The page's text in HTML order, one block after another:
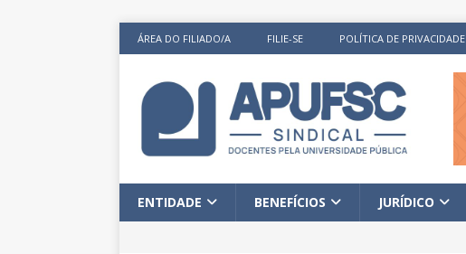
ÁREA DO FILIADO/A FILIE-SE POLÍTICA DE PRIVACIDADE
ENTIDADE BENEFÍCIOS JURÍDICO